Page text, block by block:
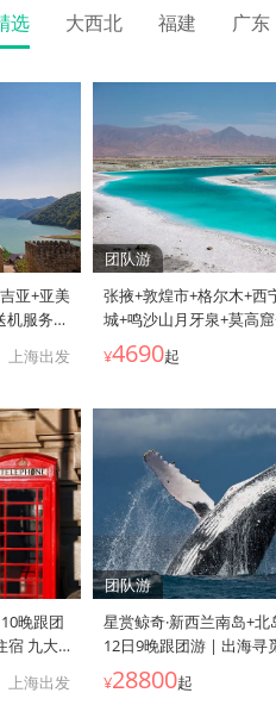
选 大西北 福建 广东
亚+亚美
机服务
报名立
程网评5
统游艇
+阿纳努
高加索
上海出发
团队游
张掖+敦煌市+格尔木+西
城+鸣沙山月牙泉+莫高
湖+大柴旦翡翠湖+茶卡盐
境景区+青海湖二郎剑景
包机专享丨全程宿携程
古丝绸之路要道 藏服换
以上升级2+1陆地头等舱
市区回程专车接机服务
¥4690起
晚跟团
宿 九大
丘吉
船 两大
上海出发
团队游
星赏鲸奇·新西兰南岛+北
12日9晚跟团游 | 出海寻
纯玩·升35座丨塔斯曼冰
鲸+企鹅归巢+天空缆车
¥28800起